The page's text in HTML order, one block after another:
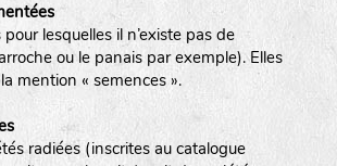
lesquelles il n’existe pas de
ou le panais par exemple). Elles
mention « semences ».
radiées (inscrites au catalogue